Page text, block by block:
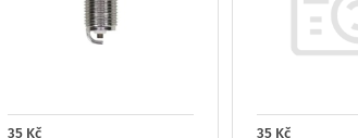
35 Kč 35 Kč